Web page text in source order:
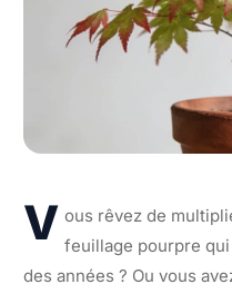
V ous rêvez de
feuillage pourpre
des années ? Ou vous